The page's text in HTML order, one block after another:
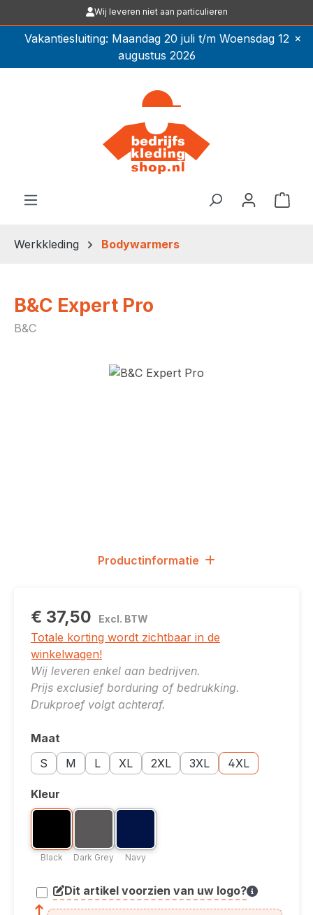
Ga naar de hoofdinhoudWij leveren niet aan particulieren
Vakantiesluiting: Maandag 20 juli t/m Woensdag 12
augustus 2026
×
Werkkleding Bodywarmers
B&C Expert Pro
B&C
Afbeeldingengalerij overslaan
Productinformatie
€ 37,50 Excl. BTW
Totale korting wordt zichtbaar in de
winkelwagen!
Wij leveren enkel aan bedrijven.
Prijs exclusief borduring of bedrukking.
Drukproef volgt achteraf.
Selecteer
Maat
S
Maatoptie: S
M
Maatoptie: M
L
Maatoptie: L
XL
Maatoptie: XL
2XL
Maatoptie: 2XL
3XL
Maatoptie: 3XL
4XL
Maatoptie: 4XL
Selecteer
Kleur
Kleuroptie: Black
Black
Kleuroptie: Dark Grey
Dark Grey
Kleuroptie: Navy
Navy
Dit artikel voorzien van uw logo?
article.printing.helptext